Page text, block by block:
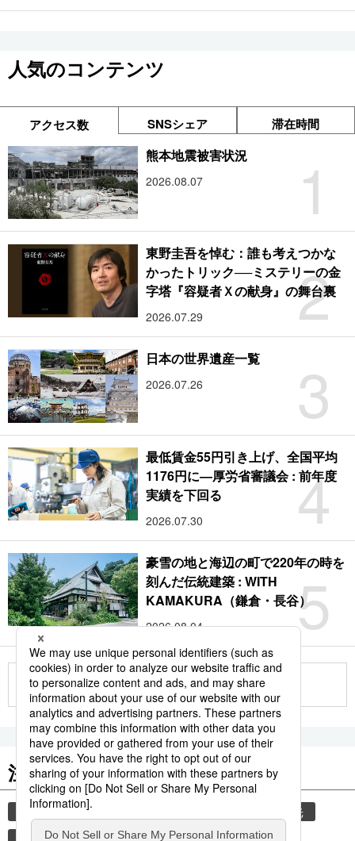
人気のコンテンツ
アクセス数 SNSシェア 滞在時間
1
熊本地震被害状況
2026.08.07
2
東野圭吾を悼む：誰も考えつかな
かったトリック──ミステリーの金
字塔『容疑者Ｘの献身』の舞台裏
2026.07.29
3
日本の世界遺産一覧
2026.07.26
4
最低賃金55円引き上げ、全国平均
1176円に―厚労省審議会 : 前年度
実績を下回る
2026.07.30
5
豪雪の地と海辺の町で220年の時を
刻んだ伝統建築 : WITH
KAMAKURA（鎌倉・長谷）
2026.08.04
もっと見る
注目のキーワード
共同通信ニュース
観光